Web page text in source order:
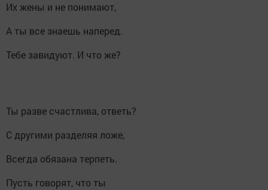
Их жены и не понимают,
А ты все знаешь наперед.
Тебе завидуют. И что же?
Ты разве счастлива, ответь?
С другими разделяя ложе,
Всегда обязана терпеть.
Пусть говорят, что ты